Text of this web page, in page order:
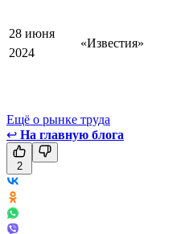
28 июня
2024
«Известия»
Ещё о рынке труда
↩ На главную блога
2